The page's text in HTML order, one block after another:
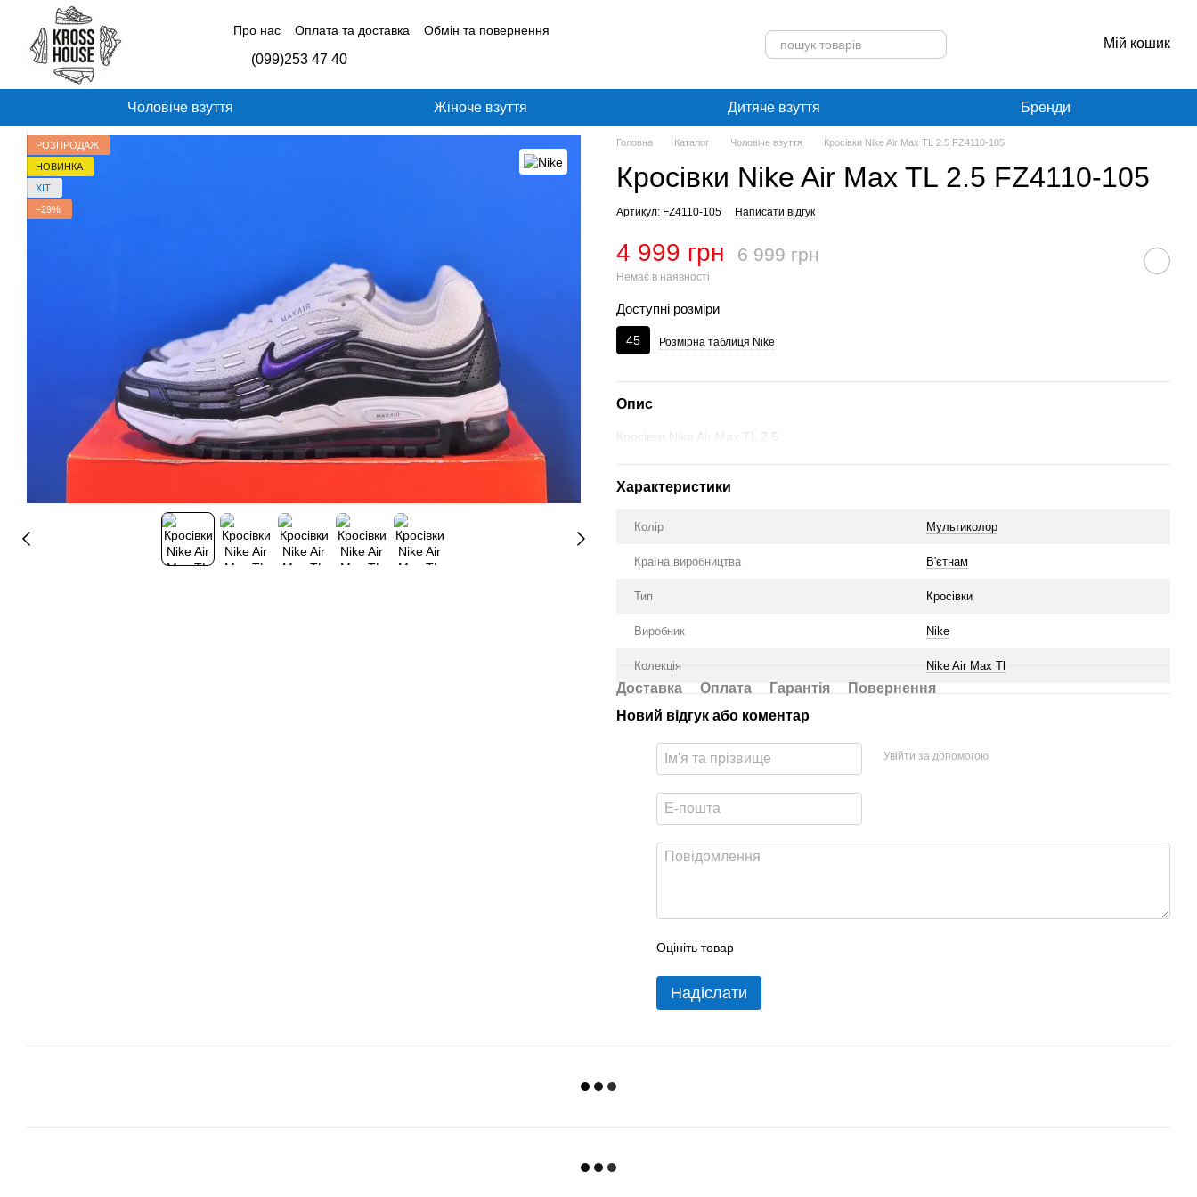
Перейти до основного контенту
Про нас
Оплата та доставка
Обмін та повернення
Відгуки про магазин
(099)253 47 40
Мій кошик
Чоловіче взуття Жіноче взуття Дитяче взуття Бренди
РОЗПРОДАЖ
НОВИНКА
ХІТ
−29%
Головна Каталог Чоловіче взуття Кросівки Nike Air Max TL 2.5 FZ4110-105
Кросівки Nike Air Max TL 2.5 FZ4110-105
Артикул: FZ4110-105 Написати відгук
4 999 грн 6 999 грн
Немає в наявності
Доступні розміри
45 Розмірна таблиця Nike
Опис
Кросівки Nike Air Max TL 2.5
Характеристики
Колір Мультиколор
Країна виробництва В'єтнам
Тип Кросівки
Виробник Nike
Колекція Nike Air Max Tl
Доставка Оплата Гарантія
Повернення
Новий відгук або коментар
Увійти за допомогою
Оцініть товар
Надіслати